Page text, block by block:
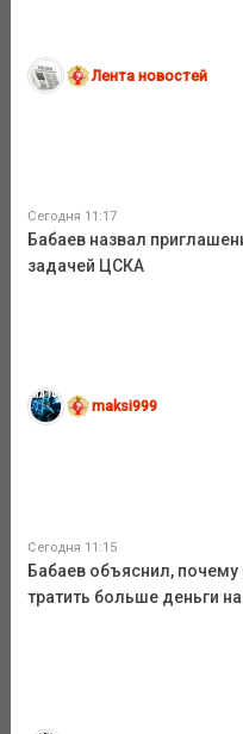
Лента новостей
Сегодня 11:17
Бабаев назвал
задачей ЦСКА
maksi999
Сегодня 11:15
Бабаев объяснил,
тратить больше деньги